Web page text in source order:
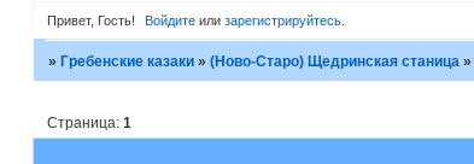
Привет, Гость! Войдите илизарегистрируйтесь
» Гребенские казаки » (Ново-Старо) Щедринская станица »
Страница: 1